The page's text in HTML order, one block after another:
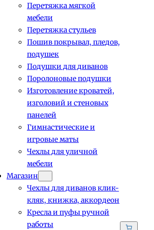
Перетяжка мягкой
мебели
Перетяжка стульев
Пошив покрывал, пледов,
подушек
Подушки для диванов
Поролоновые подушки
Изготовление кроватей,
изголовий и стеновых
панелей
Гимнастические и
игровые маты
Чехлы для уличной
мебели
Магазин
Чехлы для диванов клик-
кляк, книжка, аккордеон
Кресла и пуфы ручной
работы